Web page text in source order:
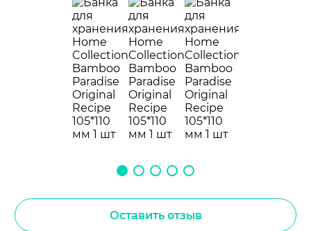
Оставить отзыв